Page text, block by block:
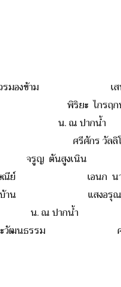
ไม่ควรมองข้าม เสน
รมิต พิริยะ ไกรฤก
ยคา น. ณ ปากน้ำ
หรี่ยง ศรีศักร วัลลิโ
ตันสูงเนิน
ยไปรษณีย์ เอนก นา
พื้นบ้าน แสงอรุณ ก
ณ ปากน้ำ
ดีและวัฒนธรรม ศรีศัก